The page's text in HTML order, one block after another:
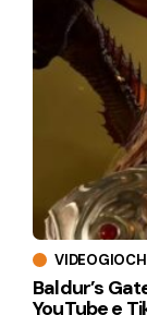
Baldur’s
YouTube e